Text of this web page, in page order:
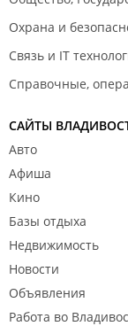
Охрана и
Связь и IT
Справочные,
САЙТЫ
Авто
Афиша
Кино
Базы отдыха
Недвижимость
Новости
Объявления
Работа во